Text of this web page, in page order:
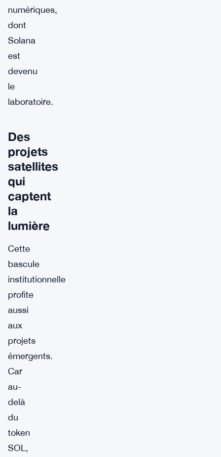
numériques,
dont
Solana
est
devenu
le
laboratoire.
Des
projets
satellites
qui
captent
la
lumière
Cette
bascule
institutionnelle
profite
aussi
aux
projets
émergents.
Car
au-
delà
du
token
SOL,